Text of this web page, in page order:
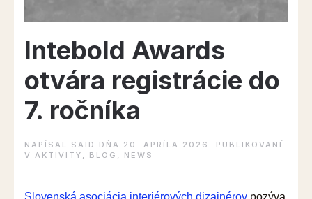
Intebold Awards
otvára registrácie do
7. ročníka
NAPÍSAL SAID DŇA 20. APRÍLA 2026 . PUBLIKOVANÉ
V AKTIVITY , BLOG , NEWS
Slovenská asociácia interiérových dizajnérov pozýva